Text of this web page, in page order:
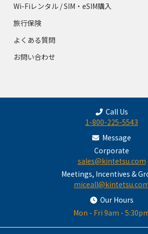
Wi-Fiレンタル / SIM・eSIM購入
旅行保険
よくある質問
お問い合わせ
Call Us
1-800-225-5543
Message
Corporate
sales@kintetsu.com
Meetings, Incentives &
Our Hours
Mon - Fri 9am -